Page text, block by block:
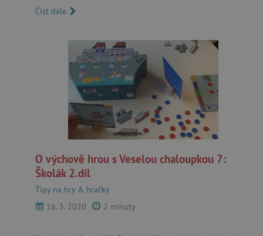
Číst dále
O výchově hrou s Veselou chaloupkou 7:
Školák 2.díl
Tipy na hry & hračky
16. 3. 2020
2 minuty